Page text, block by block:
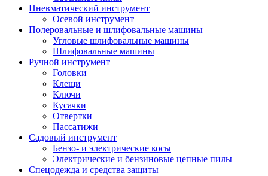
Пневматический инструмент
Осевой инструмент
Полеровальные и шлифовальные машины
Угловые шлифовальные машины
Шлифовальные машины
Ручной инструмент
Головки
Клещи
Ключи
Кусачки
Отвертки
Пассатижи
Садовый инструмент
Бензо- и электрические косы
Электрические и бензиновые цепные пилы
Спецодежда и средства защиты